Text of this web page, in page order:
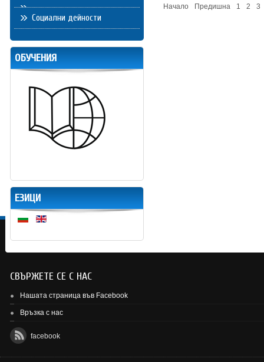
Начало Предишна 1 2 3
Социални дейности
ОБУЧЕНИЯ
ЕЗИЦИ
СВЪРЖЕТЕ СЕ С НАС
Нашата страница във Facebook
Връзка с нас
facebook